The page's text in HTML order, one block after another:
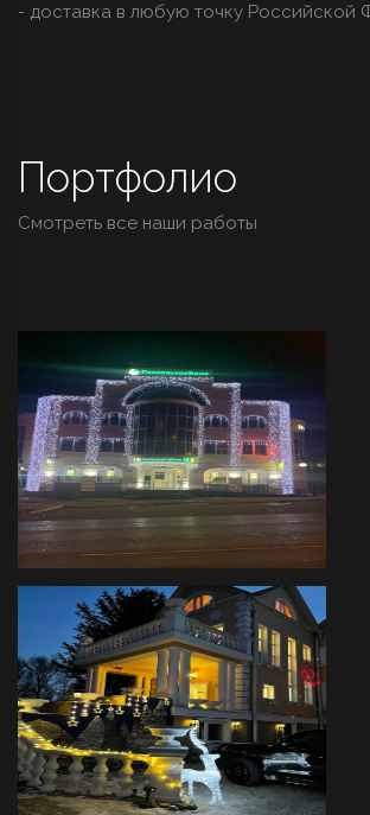
- доставка в любую точку Российской
Портфолио
Смотреть все наши работы